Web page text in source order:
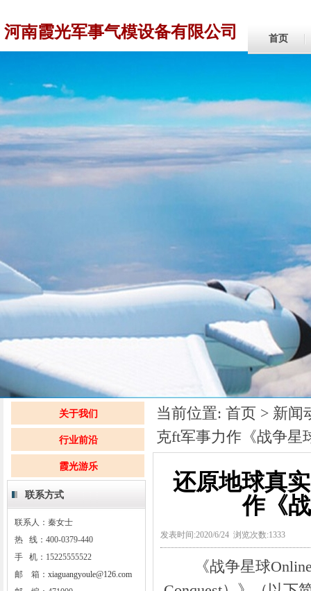
河南霞光军事气模设备有限公司 首页
关于我们
行业前沿
霞光游乐
联系方式
联系人：秦女士
热 线：400-0379-440
手 机：15225555522
邮 箱： xiaguangyoule@126.com
当前位置: 首页 > 新闻
克ft军事力作《战争星
还原地球真
作《
发表时间:2020/6/24 浏览次数:1333
《战争星球Online